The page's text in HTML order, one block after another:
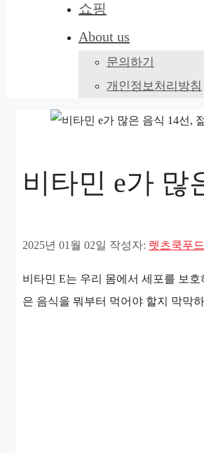
쇼핑
About us
문의하기
개인정보처리방침
비타민 e가 많
2025년 01월 02일 작성자: 렛츠쿡푸드
비타민 E는 우리 몸에서 세포를 보
은 음식을 뭐부터 먹어야 할지 막막